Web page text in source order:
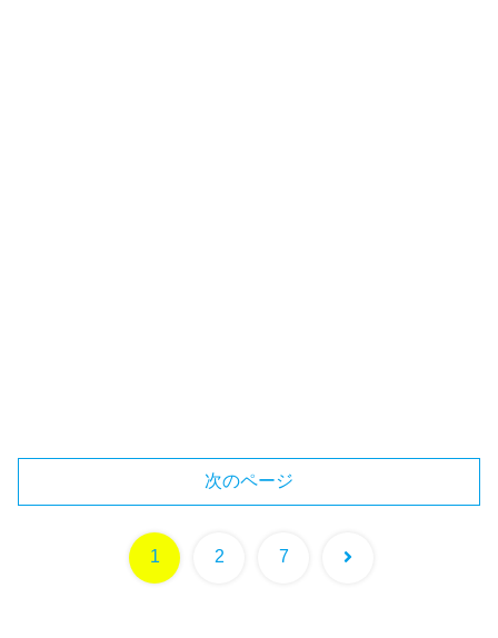
次のページ
1 2 7 次